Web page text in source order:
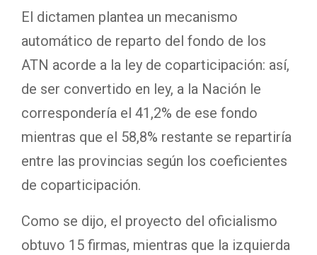
El dictamen plantea un mecanismo
automático de reparto del fondo de los
ATN acorde a la ley de coparticipación: así,
de ser convertido en ley, a la Nación le
correspondería el 41,2% de ese fondo
mientras que el 58,8% restante se repartiría
entre las provincias según los coeficientes
de coparticipación.
Como se dijo, el proyecto del oficialismo
obtuvo 15 firmas, mientras que la izquierda